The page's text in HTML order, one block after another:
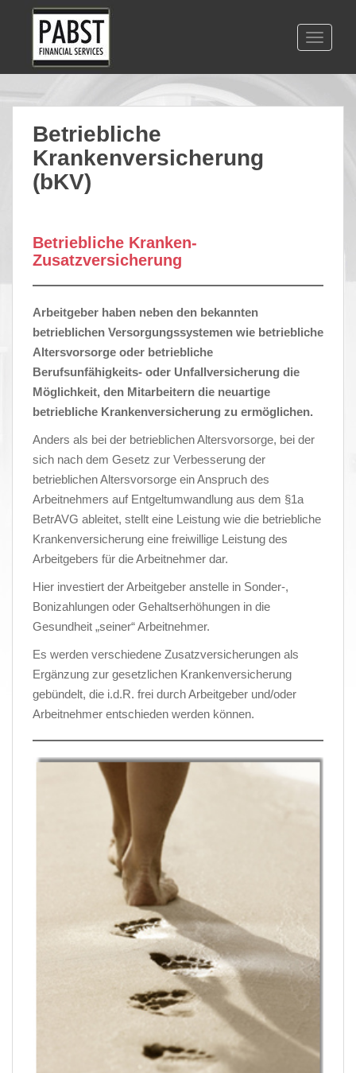
o
Betriebliche
Krankenversicherung
(bKV)
Betriebliche Kranken-
Zusatzversicherung
Arbeitgeber haben neben den bekannten
betrieblichen Versorgungssystemen wie betriebliche
Altersvorsorge oder betriebliche
Berufsunfähigkeits- oder Unfallversicherung die
Möglichkeit, den Mitarbeitern die neuartige
betriebliche Krankenversicherung zu ermöglichen.
Anders als bei der betrieblichen Altersvorsorge, bei der
sich nach dem Gesetz zur Verbesserung der
betrieblichen Altersvorsorge ein Anspruch des
Arbeitnehmers auf Entgeltumwandlung aus dem §1a
BetrAVG ableitet, stellt eine Leistung wie die betriebliche
Krankenversicherung eine freiwillige Leistung des
Arbeitgebers für die Arbeitnehmer dar.
Hier investiert der Arbeitgeber anstelle in Sonder-,
Bonizahlungen oder Gehaltserhöhungen in die
Gesundheit „seiner“ Arbeitnehmer.
Es werden verschiedene Zusatzversicherungen als
Ergänzung zur gesetzlichen Krankenversicherung
gebündelt, die i.d.R. frei durch Arbeitgeber und/oder
Arbeitnehmer entschieden werden können.